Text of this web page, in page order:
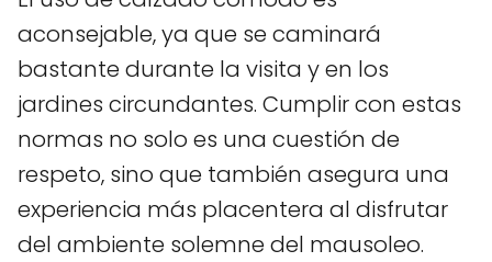
aconsejable, ya que se caminará
bastante durante la visita y en los
jardines circundantes. Cumplir con estas
normas no solo es una cuestión de
respeto, sino que también asegura una
experiencia más placentera al disfrutar
del ambiente solemne del mausoleo.